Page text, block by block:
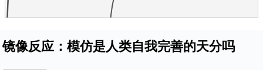
镜像反应：模仿是人类自我完善的天分吗